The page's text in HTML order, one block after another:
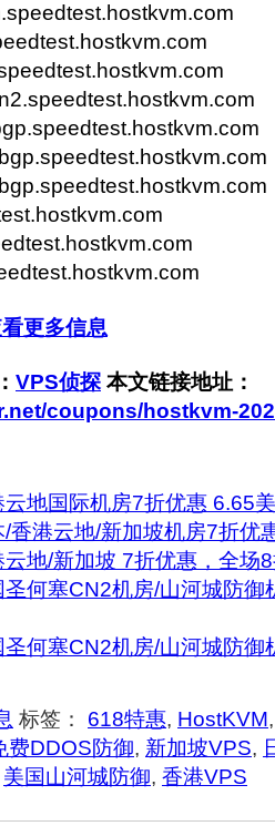
更多信息
VPS侦探 本文链接地址：
coupons/hostkvm-
地国际机房7折优惠 6.65
香港云地/新加坡机房7折优
地/新加坡 7折优惠，全场
何塞CN2机房/山河城防御
何塞CN2机房/山河城防御
标签： 618特惠, HostKVM,
费DDOS防御, 新加坡VPS,
美国山河城防御, 香港VPS